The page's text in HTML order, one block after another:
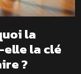
la
la clé
?